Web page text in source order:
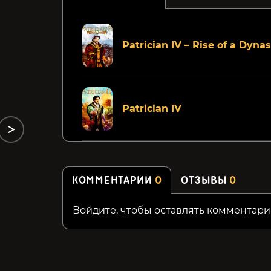
Arsenal of Democracy: A
Hearts of Iron Game
Anvil Saga
Patrician IV – Rise of a
Patrician IV
КОММЕНТАРИИ 0 ОТЗЫВЫ 0
Войдите, чтобы оставлять